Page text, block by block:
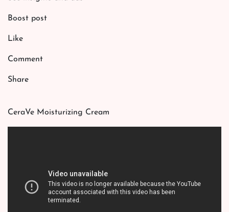
Boost post
Like
Comment
Share
CeraVe Moisturizing Cream